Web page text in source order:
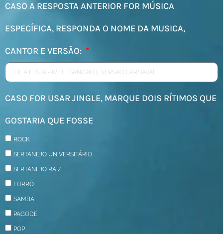
CASO A RESPOSTA ANTERIOR FOR MÚSICA
ESPECÍFICA, RESPONDA O NOME DA MUSICA,
CANTOR E VERSÃO:
CASO FOR USAR JINGLE, MARQUE DOIS RÍTIMOS QUE
GOSTARIA QUE FOSSE
ROCK
SERTANEJO UNIVERSITÁRIO
SERTANEJO RAIZ
FORRÓ
SAMBA
PAGODE
POP